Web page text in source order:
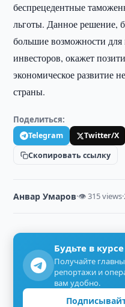
беспрецедентные
льготы. Данное решение,
большие возможности
инвесторов, окажет
экономическое развитие
страны.
Поделиться:
Telegram Twitter/X
Скопировать ссылку
Анвар Умаров·👁 315 views·
Будьте в
Получайте
репортажи и
вам удобно.